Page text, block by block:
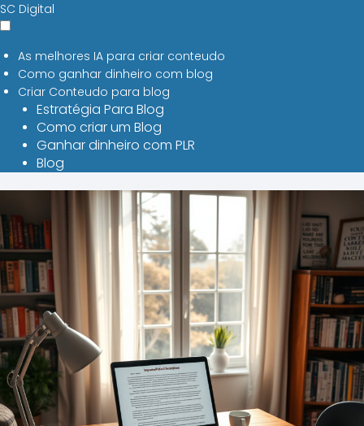
SC Digital
As melhores IA para criar conteudo
Como ganhar dinheiro com blog
Criar Conteudo para blog
Estratégia Para Blog
Como criar um Blog
Ganhar dinheiro com PLR
Blog